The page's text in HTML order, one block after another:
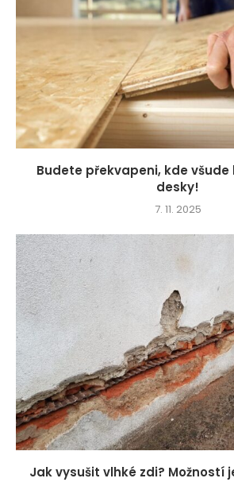
Budete překvapeni, kde všude
desky!
7. 11. 2025
Jak vysušit vlhké zdi? Možností